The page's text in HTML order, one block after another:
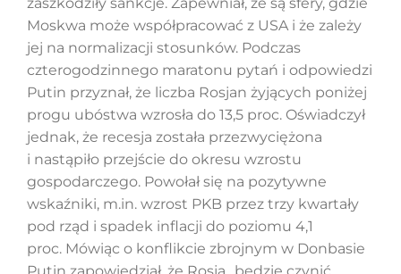
Moskwa może współpracować z USA i że zależy
jej na normalizacji stosunków. Podczas
czterogodzinnego maratonu pytań i odpowiedzi
Putin przyznał, że liczba Rosjan żyjących poniżej
progu ubóstwa wzrosła do 13,5 proc. Oświadczył
jednak, że recesja została przezwyciężona
i nastąpiło przejście do okresu wzrostu
gospodarczego. Powołał się na pozytywne
wskaźniki, m.in. wzrost PKB przez trzy kwartały
pod rząd i spadek inflacji do poziomu 4,1
proc. Mówiąc o konflikcie zbrojnym w Donbasie